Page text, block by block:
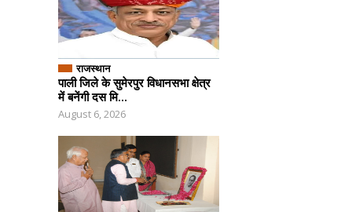
राजस्थान
पाली जिले के सुमेरपुर विधानसभा क्षेत्र
में बनेंगी दस मि...
August 6, 2026